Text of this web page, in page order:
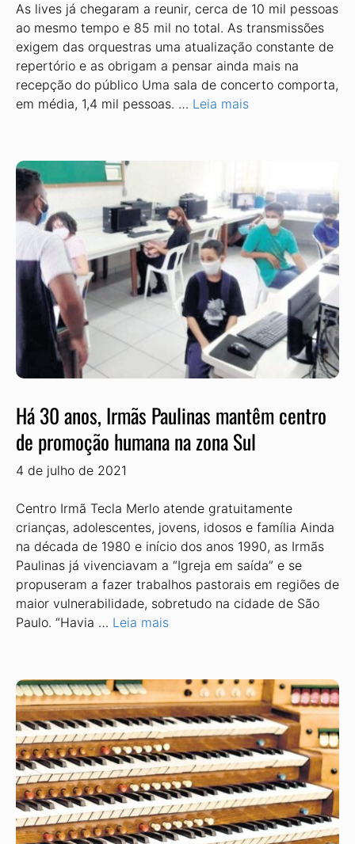
As lives já chegaram a reunir, cerca de 10 mil pessoas
ao mesmo tempo e 85 mil no total. As transmissões
exigem das orquestras uma atualização constante de
repertório e as obrigam a pensar ainda mais na
recepção do público Uma sala de concerto comporta,
em média, 1,4 mil pessoas. … Leia mais
Há 30 anos, Irmãs Paulinas mantêm centro
de promoção humana na zona Sul
4 de julho de 2021
Centro Irmã Tecla Merlo atende gratuitamente
crianças, adolescentes, jovens, idosos e família Ainda
na década de 1980 e início dos anos 1990, as Irmãs
Paulinas já vivenciavam a “Igreja em saída” e se
propuseram a fazer trabalhos pastorais em regiões de
maior vulnerabilidade, sobretudo na cidade de São
Paulo. “Havia … Leia mais